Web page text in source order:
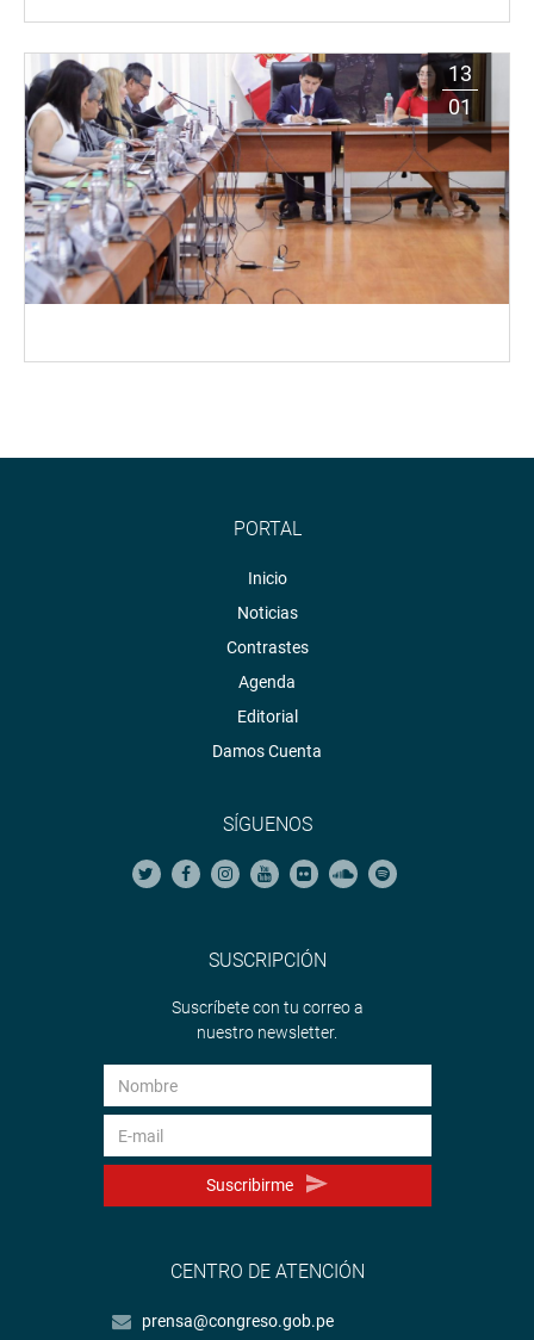
13
01
PORTAL
Inicio
Noticias
Contrastes
Agenda
Editorial
Damos Cuenta
SÍGUENOS
SUSCRIPCIÓN
Suscríbete con tu correo a
nuestro newsletter.
Suscribirme
CENTRO DE ATENCIÓN
prensa@congreso.gob.pe